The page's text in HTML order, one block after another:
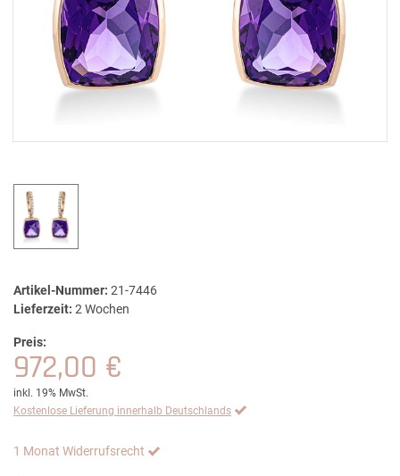
Artikel-Nummer: 21-7446
Lieferzeit: 2 Wochen
Preis:
972,00 €
inkl. 19% MwSt.
Kostenlose Lieferung innerhalb Deutschlands
1 Monat Widerrufsrecht